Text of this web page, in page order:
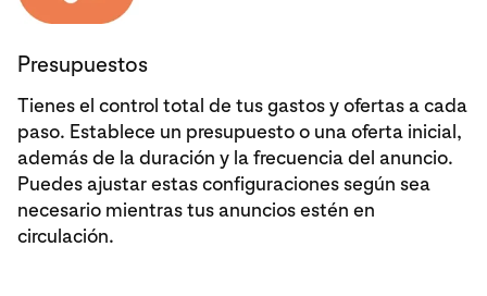
Presupuestos
Tienes el control total de tus gastos y ofertas a cada
paso. Establece un presupuesto o una oferta inicial,
además de la duración y la frecuencia del anuncio.
Puedes ajustar estas configuraciones según sea
necesario mientras tus anuncios estén en
circulación.